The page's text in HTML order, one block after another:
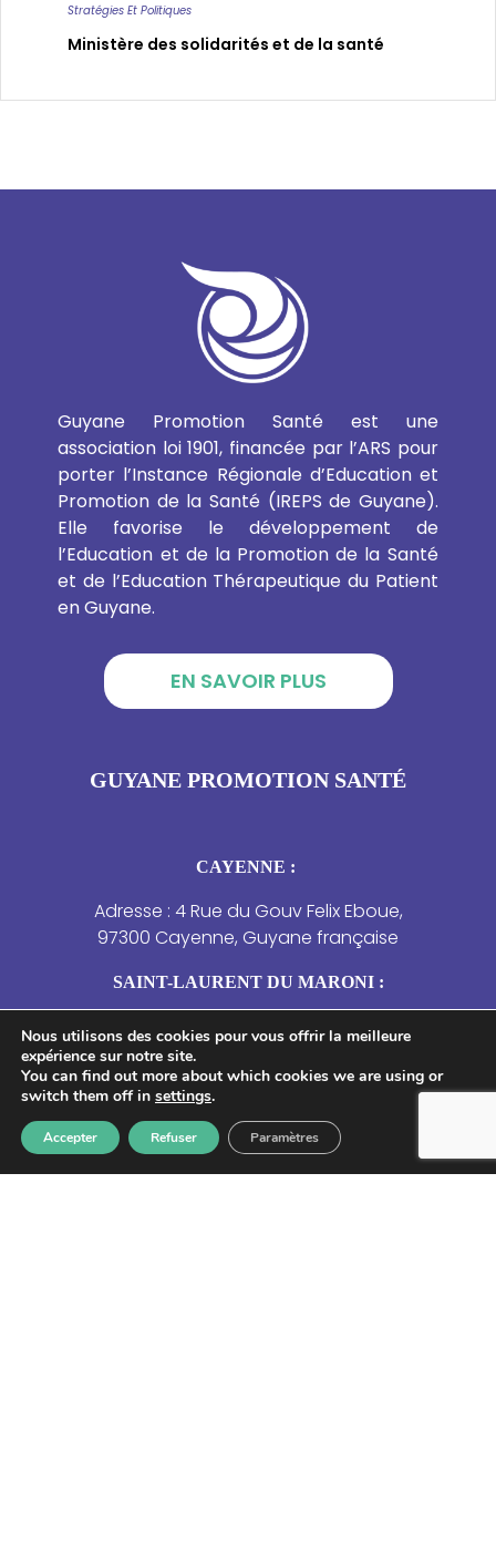
Stratégies Et Politiques
Ministère des solidarités et de la santé
Guyane Promotion Santé est une
association loi 1901, financée par l’ARS pour
porter l’Instance Régionale d’Education et
Promotion de la Santé (IREPS de Guyane).
Elle favorise le développement de
l’Education et de la Promotion de la Santé
et de l’Education Thérapeutique du Patient
en Guyane.
EN SAVOIR PLUS
GUYANE PROMOTION SANTÉ
CAYENNE :
Adresse : 4 Rue du Gouv Felix Eboue,
97300 Cayenne, Guyane française
SAINT-LAURENT DU MARONI :
Adresse : 4 Résidence des Jasmins – 21 rue
de la Marne, Saint-Laurent-du-Maroni.
NOUS CONTACTER
Nous utilisons des cookies pour vous offrir la meilleure
expérience sur notre site.
You can find out more about which cookies we are using or
switch them off in settings.
Accepter Refuser Paramètres